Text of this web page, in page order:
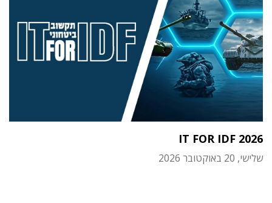
IT FOR IDF 2026
שלישי, 20 באוקטובר 2026